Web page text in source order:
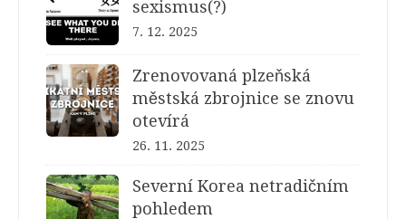
sexismus(?)
7. 12. 2025
Zrenovovaná plzeňská
městská zbrojnice se znovu
otevírá
26. 11. 2025
Severní Korea netradičním
pohledem